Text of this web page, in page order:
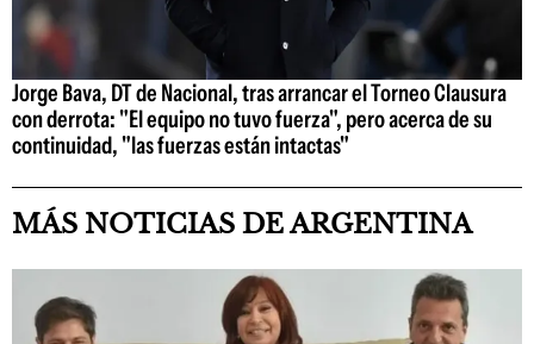
Jorge Bava, DT de Nacional, tras arrancar el Torneo Clausura
con derrota: "El equipo no tuvo fuerza", pero acerca de su
continuidad, "las fuerzas están intactas"
MÁS NOTICIAS DE ARGENTINA